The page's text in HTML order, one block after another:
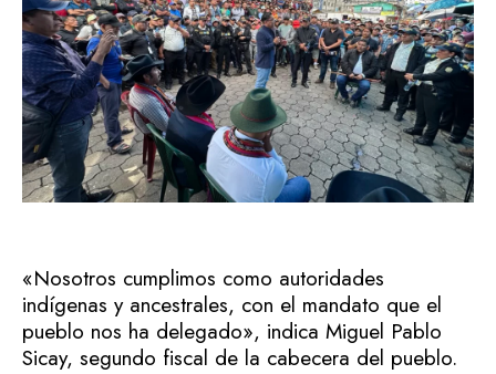
«Nosotros cumplimos como autoridades
indígenas y ancestrales, con el mandato que el
pueblo nos ha delegado», indica Miguel Pablo
Sicay, segundo fiscal de la cabecera del pueblo.